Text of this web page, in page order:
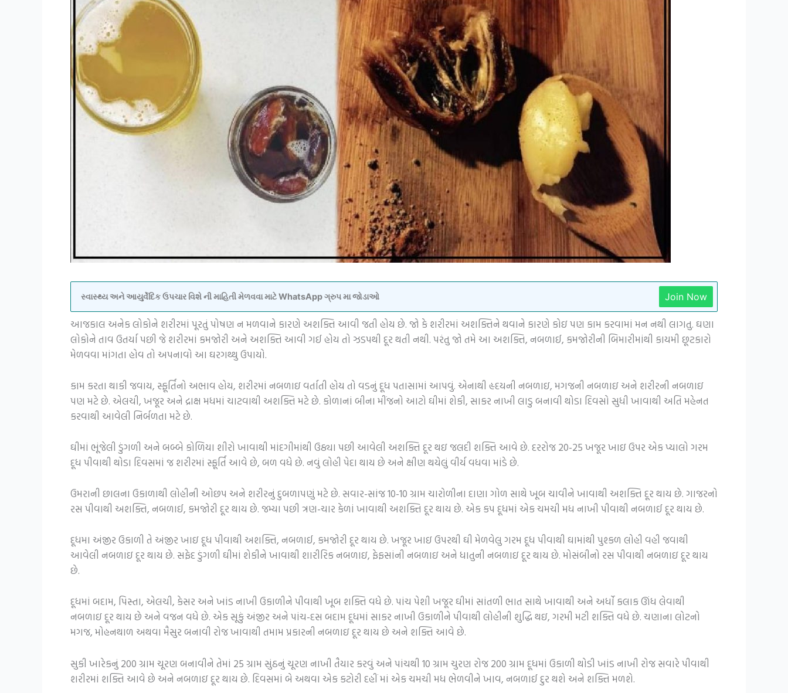
સ્વાસ્થ્ય અને આયુર્વેદિક ઉપચાર વિશે ની માહિતી મેળવવા માટે WhatsApp ગ્રુપ મા જોડાઓ Join Now
આજકાલ અનેક લોકોને શરીરમાં પૂરતું પોષણ ન મળવાને કારણે અશક્તિ આવી જતી હોય છે. જો કે શરીરમાં અશક્તિને થવાને કારણે કોઇ પણ કામ કરવામાં મન નથી લાગતુ. ઘણા
લોકોને તાવ ઉતર્યા પછી જે શરીરમાં કમજોરી અને અશક્તિ આવી ગઈ હોય તો ઝડપથી દૂર થતી નથી. પરંતુ જો તમે આ અશક્તિ, નબળાઈ, કમજોરીની બિમારીમાંથી કાયમી છૂટકારો
મેળવવા માંગતા હોવ તો અપનાવો આ ઘરગથ્થુ ઉપાયો.
કામ કરતા થાકી જવાય, સ્ફૂર્તિનો અભાવ હોય, શરીરમાં નબળાઇ વર્તાતી હોય તો વડનું દૂધ પતાસામાં આપવું. એનાથી હૃદયની નબળાઇ, મગજની નબળાઇ અને શરીરની નબળાઇ
પણ મટે છે. એલચી, ખજૂર અને દ્રાક્ષ મધમાં ચાટવાથી અશક્તિ મટે છે. કોળાનાં બીના મીંજનો આટો ઘીમાં શેકી, સાકર નાખી લાડુ બનાવી થોડા દિવસો સુધી ખાવાથી અતિ મહેનત
કરવાથી આવેલી નિર્બળતા મટે છે.
ઘીમાં ભૂંજેલી ડુંગળી અને બબ્બે કોળિયા શીરો ખાવાથી માંદગીમાંથી ઉઠ્યા પછી આવેલી અશક્તિ દૂર થઇ જલદી શક્તિ આવે છે. દરરોજ 20-25 ખજૂર ખાઇ ઉપર એક પ્યાલો ગરમ
દૂધ પીવાથી થોડા દિવસમાં જ શરીરમાં સ્ફૂર્તિ આવે છે, બળ વધે છે. નવું લોહી પેદા થાય છે અને ક્ષીણ થયેલું વીર્ય વધવા માંડે છે.
ઉમરાની છાલના ઉકાળાથી લોહીની ઓછપ અને શરીરનું દુબળાપણું મટે છે. સવાર-સાંજ 10-10 ગ્રામ ચારોળીના દાણા ગોળ સાથે ખૂબ ચાવીને ખાવાથી અશક્તિ દૂર થાય છે. ગાજરનો
રસ પીવાથી અશક્તિ, નબળાઈ, કમજોરી દૂર થાય છે. જમ્યા પછી ત્રણ-ચાર કેળાં ખાવાથી અશક્તિ દૂર થાય છે. એક કપ દૂધમાં એક ચમચી મધ નાખી પીવાથી નબળાઈ દૂર થાય છે.
દૂધમા અંજીર ઉકાળી તે અંજીર ખાઇ દૂધ પીવાથી અશક્તિ, નબળાઈ, કમજોરી દૂર થાય છે. ખજૂર ખાઇ ઉપરથી ઘી મેળવેલુ ગરમ દૂધ પીવાથી ઘામાંથી પુશ્કળ લોહી વહી જવાથી
આવેલી નબળાઇ દૂર થાય છે. સફેદ ડુંગળી ઘીમાં શેકીને ખાવાથી શારીરિક નબળાઇ, ફેફસાંની નબળાઇ અને ધાતુની નબળાઇ દૂર થાય છે. મોસંબીનો રસ પીવાથી નબળાઇ દૂર થાય
છે.
દૂધમાં બદામ, પિસ્તા, એલચી, કેસર અને ખાંડ નાખી ઉકાળીને પીવાથી ખૂબ શક્તિ વધે છે. પાંચ પેશી ખજૂર ઘીમાં સાંતળી ભાત સાથે ખાવાથી અને અર્ધો કલાક ઊંધ લેવાથી
નબળાઇ દૂર થાય છે અને વજન વધે છે. એક સૂકું અંજીર અને પાંચ-દસ બદામ દૂધમાં સાકર નાખી ઉકાળીને પીવાથી લોહીની શુદ્ધિ થઇ, ગરમી મટી શક્તિ વધે છે. ચણાના લોટનો
મગજ, મોહનથાળ અથવા મૈસુર બનાવી રોજ ખાવાથી તમામ પ્રકારની નબળાઇ દૂર થાય છે અને શક્તિ આવે છે.
સુકી ખારેકનું 200 ગ્રામ ચૂરણ બનાવીને તેમાં 25 ગ્રામ સુંઠનું ચૂરણ નાખી તૈયાર કરવું અને પાંચથી 10 ગ્રામ ચુરણ રોજ 200 ગ્રામ દૂધમાં ઉકાળી થોડી ખાંડ નાખી રોજ સવારે પીવાથી
શરીરમાં શક્તિ આવે છે અને નબળાઇ દૂર થાય છે. દિવસમાં બે અથવા એક કટોરી દહીં માં એક ચમચી મધ ભેળવીને ખાવ, નબળાઈ દુર થશે અને શક્તિ મળશે.